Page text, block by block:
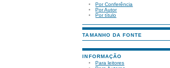
Por Conferência
Por Autor
Por título
TAMANHO DA FONTE
INFORMAÇÃO
Para leitores